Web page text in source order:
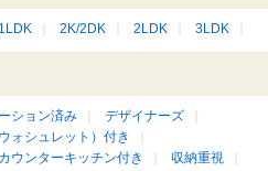
1LDK 2K/2DK 2LDK 3LDK
ション済み
デザイナーズ
ォシュレット）付き
カウンターキッチン付き
収納重視